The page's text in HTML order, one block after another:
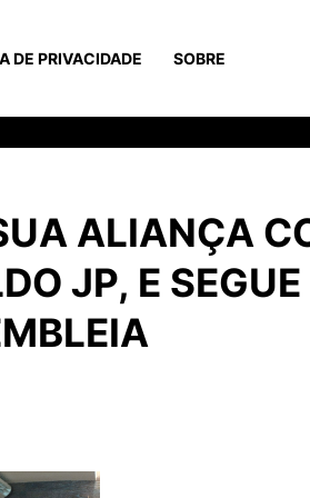
DE PRIVACIDADE SOBRE
ALIANÇA
JP, E SEGUE